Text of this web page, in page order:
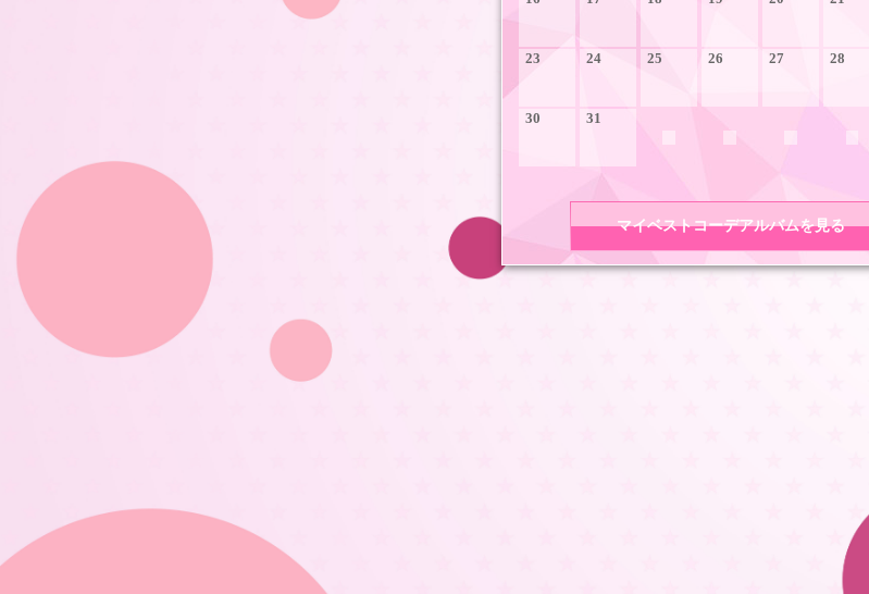
23 24 25 26 27 28
30 31
マイベストコーデアルバムを見る
JASRAC許諾番号 9008675017Y55011 9008675014Y41011